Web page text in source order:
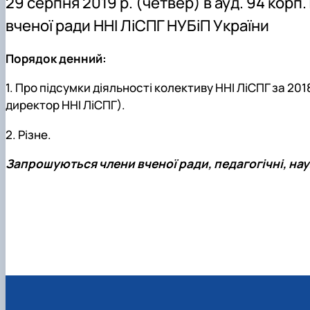
Пам'яті студентів та випускників інституту - захисників
Регіональний Східноєвропейський центр моніторингу
вченої ради ННІ ЛiСПГ НУБіПУкраїни
Порядок денний:
1. Про підсумки діяльності колективу ННІ ЛіСПГ за
директор ННІ ЛіСПГ).
2. Різне.
Запрошуються члени вченої ради, педагогічні,